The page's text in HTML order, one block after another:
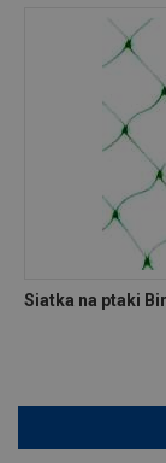
Siatka na ptaki